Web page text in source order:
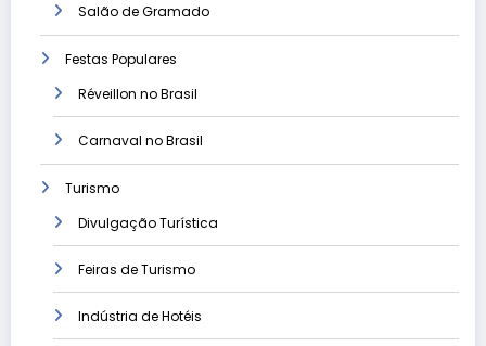
Salão de Gramado
Festas Populares
Réveillon no Brasil
Carnaval no Brasil
Turismo
Divulgação Turística
Feiras de Turismo
Indústria de Hotéis